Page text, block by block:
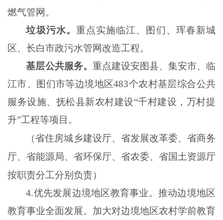
燃气管网。
垃圾污水。 重点实施临江、图们、珲春新城
区、长白市政污水管网改造工程。
基层公共服务。 重点建设安图县、集安市、临
江市、图们市等边境地区483个农村基层综合公共
服务设施、抚松县新农村建设“千村建设，万村提
升”工程等项目。
（省住房城乡建设厅、省发展改革委、省商务
厅、省能源局、省环保厅、省农委、省国土资源厅
按职责分工分别负责）
4.优先发展边境地区教育事业。推动边境地区
教育事业全面发展。加大对边境地区农村学前教育